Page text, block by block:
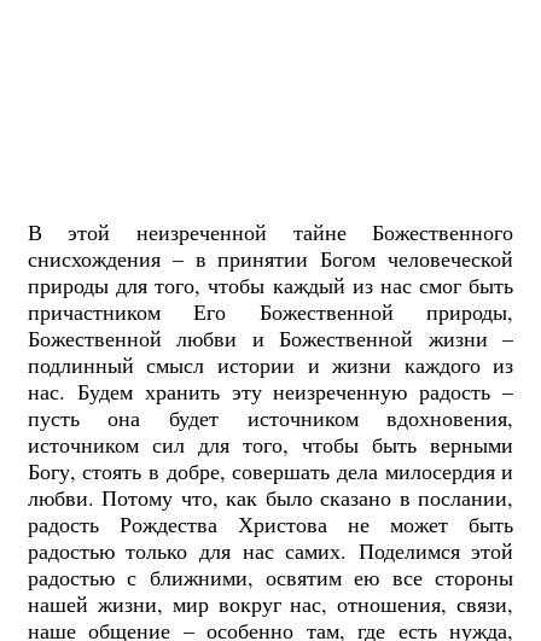
В этой неизреченной тайне Божественного
снисхождения – в принятии Богом человеческой
природы для того, чтобы каждый из нас смог быть
причастником Его Божественной природы,
Божественной любви и Божественной жизни –
подлинный смысл истории и жизни каждого из
нас. Будем хранить эту неизреченную радость –
пусть она будет источником вдохновения,
источником сил для того, чтобы быть верными
Богу, стоять в добре, совершать дела милосердия и
любви. Потому что, как было сказано в послании,
радость Рождества Христова не может быть
радостью только для нас самих. Поделимся этой
радостью с ближними, освятим ею все стороны
нашей жизни, мир вокруг нас, отношения, связи,
наше общение – особенно там, где есть нужда,